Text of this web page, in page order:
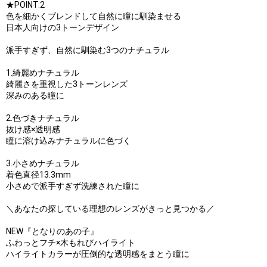
★POINT.2
色を細かくブレンドして自然に瞳に馴染ませる
日本人向けの3トーンデザイン
派手すぎず、自然に馴染む3つのナチュラル
1.綺麗めナチュラル
綺麗さを重視した3トーンレンズ
深みのある瞳に
2.色づきナチュラル
抜け感×透明感
瞳に溶け込みナチュラルに色づく
3.小さめナチュラル
着色直径13.3mm
小さめで派手すぎず洗練された瞳に
＼あなたの探している理想のレンズがきっと見つかる／
NEW『となりのあの子』
ふわっとフチ×木もれびハイライト
ハイライトカラーが圧倒的な透明感をまとう瞳に